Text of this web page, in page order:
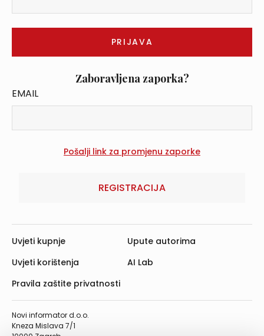
Zaboravljena zaporka?
EMAIL
REGISTRACIJA
Novi informator d.o.o.
Kneza Mislava 7/1
Uvjeti kupnje
Uvjeti korištenja
Pravila zaštite privatnosti
Upute autorima
AI Lab